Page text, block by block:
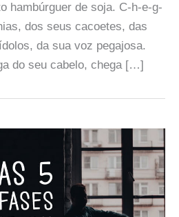
hambúrguer de soja. C-h-e-g-
dos seus cacoetes, das
da sua voz pegajosa.
do seu cabelo, chega […]